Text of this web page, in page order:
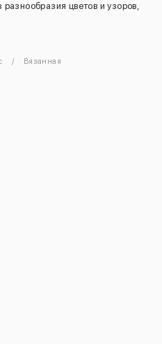
цветов и узоров,
Вязанная